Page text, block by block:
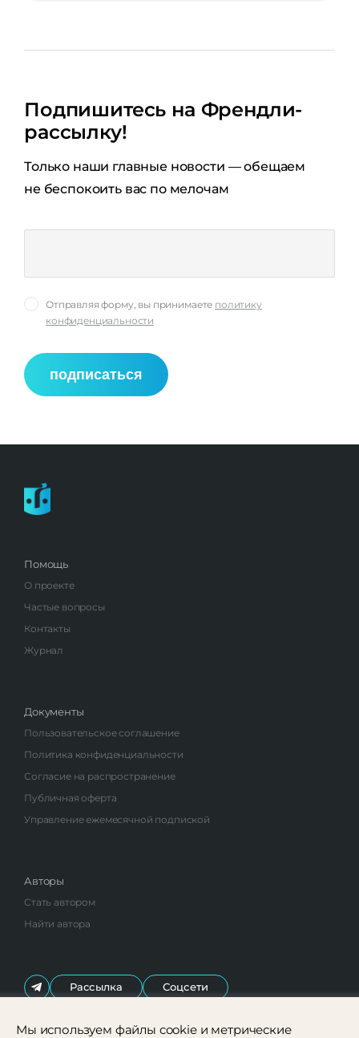
Подпишитесь на Френдли-
рассылку!
Только наши главные новости — обещаем
не беспокоить вас по мелочам
Отправляя форму, вы принимаете политику
конфиденциальности
подписаться
Помощь
О проекте
Частые вопросы
Контакты
Журнал
Документы
Пользовательское соглашение
Политика конфиденциальности
Согласие на распространение
Публичная оферта
Управление ежемесячной подпиской
Авторы
Стать автором
Найти автора
Рассылка Соцсети
Мы используем файлы cookie и метрические